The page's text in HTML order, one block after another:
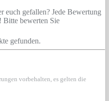
euch gefallen? Jede Bewertung
Bitte bewerten Sie
gefunden.
vorbehalten, es gelten die